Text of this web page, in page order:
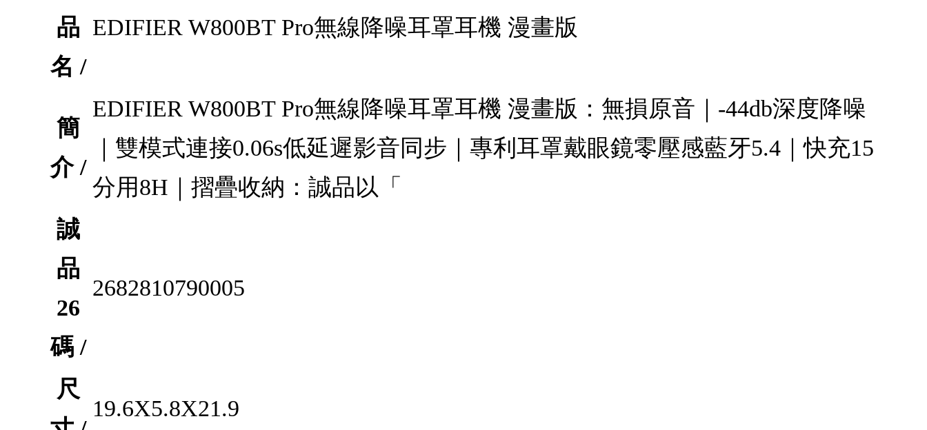
品
名 /
EDIFIER W800BT Pro無線降噪耳罩耳機 漫畫版
簡
介 /
EDIFIER W800BT Pro無線降噪耳罩耳機 漫畫版：無損原音｜-44db深度降噪
｜雙模式連接0.06s低延遲影音同步｜專利耳罩戴眼鏡零壓感藍牙5.4｜快充15
分用8H｜摺疊收納：誠品以「
誠
品
26
碼 /
2682810790005
尺
19.6X5.8X21.9